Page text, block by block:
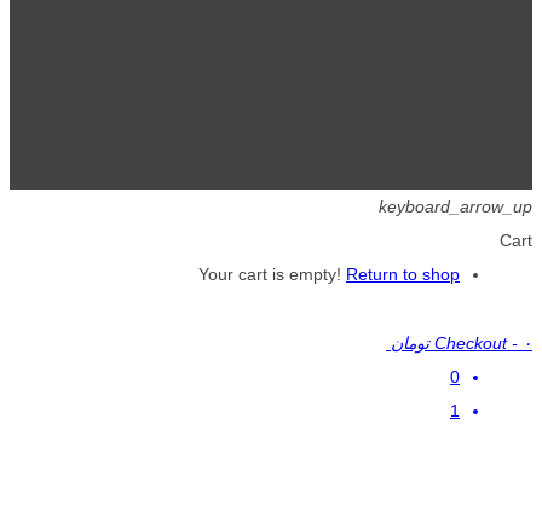
keyboard_arrow_up
Cart
Your cart is empty! Return to shop
Checkout - ۰ تومان
0
1